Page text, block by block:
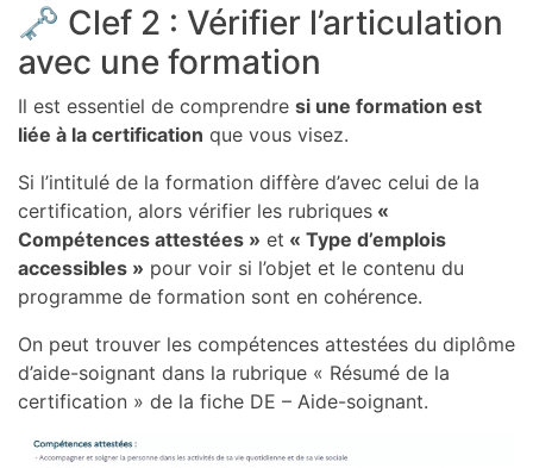
🗝️ Clef 2 : Vérifier l’articulation
avec une formation
Il est essentiel de comprendre si une formation est
liée à la certification que vous visez.
Si l’intitulé de la formation diffère d’avec celui de la
certification, alors vérifier les rubriques «
Compétences attestées » et « Type d’emplois
accessibles » pour voir si l’objet et le contenu du
programme de formation sont en cohérence.
On peut trouver les compétences attestées du diplôme
d’aide-soignant dans la rubrique « Résumé de la
certification » de la fiche DE – Aide-soignant.